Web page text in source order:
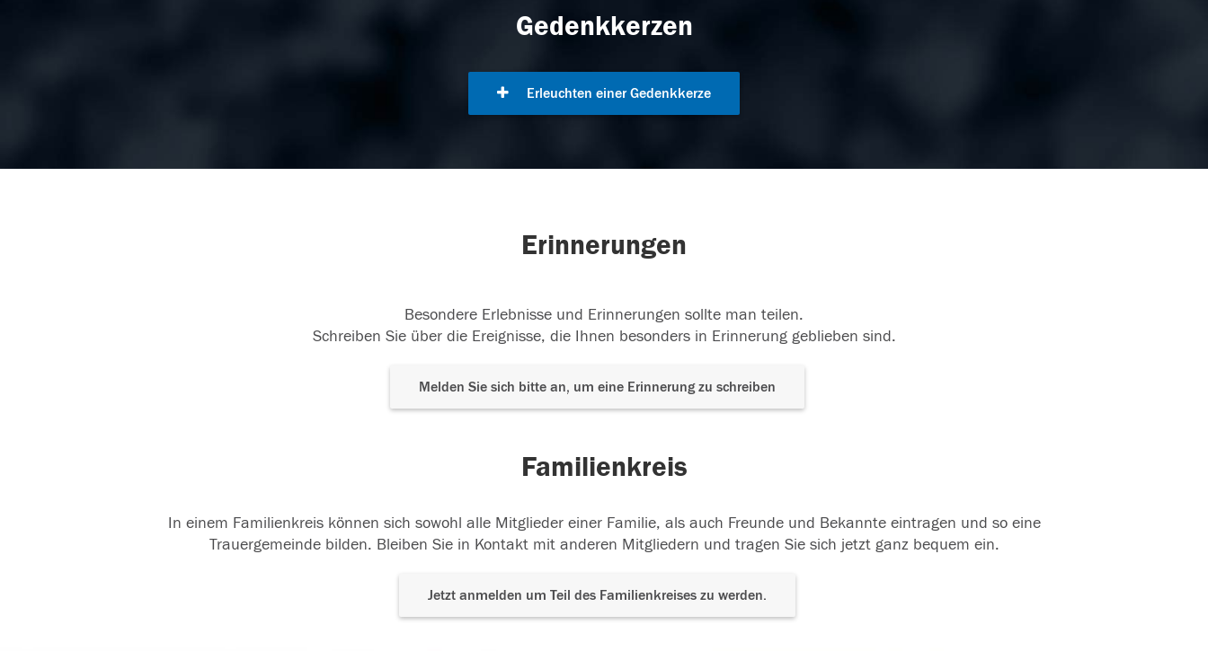
Gedenkkerzen
Erleuchten einer Gedenkkerze
Erinnerungen
Besondere Erlebnisse und Erinnerungen sollte man teilen.
Schreiben Sie über die Ereignisse, die Ihnen besonders in Erinnerung geblieben sind.
Melden Sie sich bitte an, um eine Erinnerung zu schreiben
Familienkreis
In einem Familienkreis können sich sowohl alle Mitglieder einer Familie, als auch Freunde und Bekannte eintragen und so eine
Trauergemeinde bilden. Bleiben Sie in Kontakt mit anderen Mitgliedern und tragen Sie sich jetzt ganz bequem ein.
Jetzt anmelden um Teil des Familienkreises zu werden.